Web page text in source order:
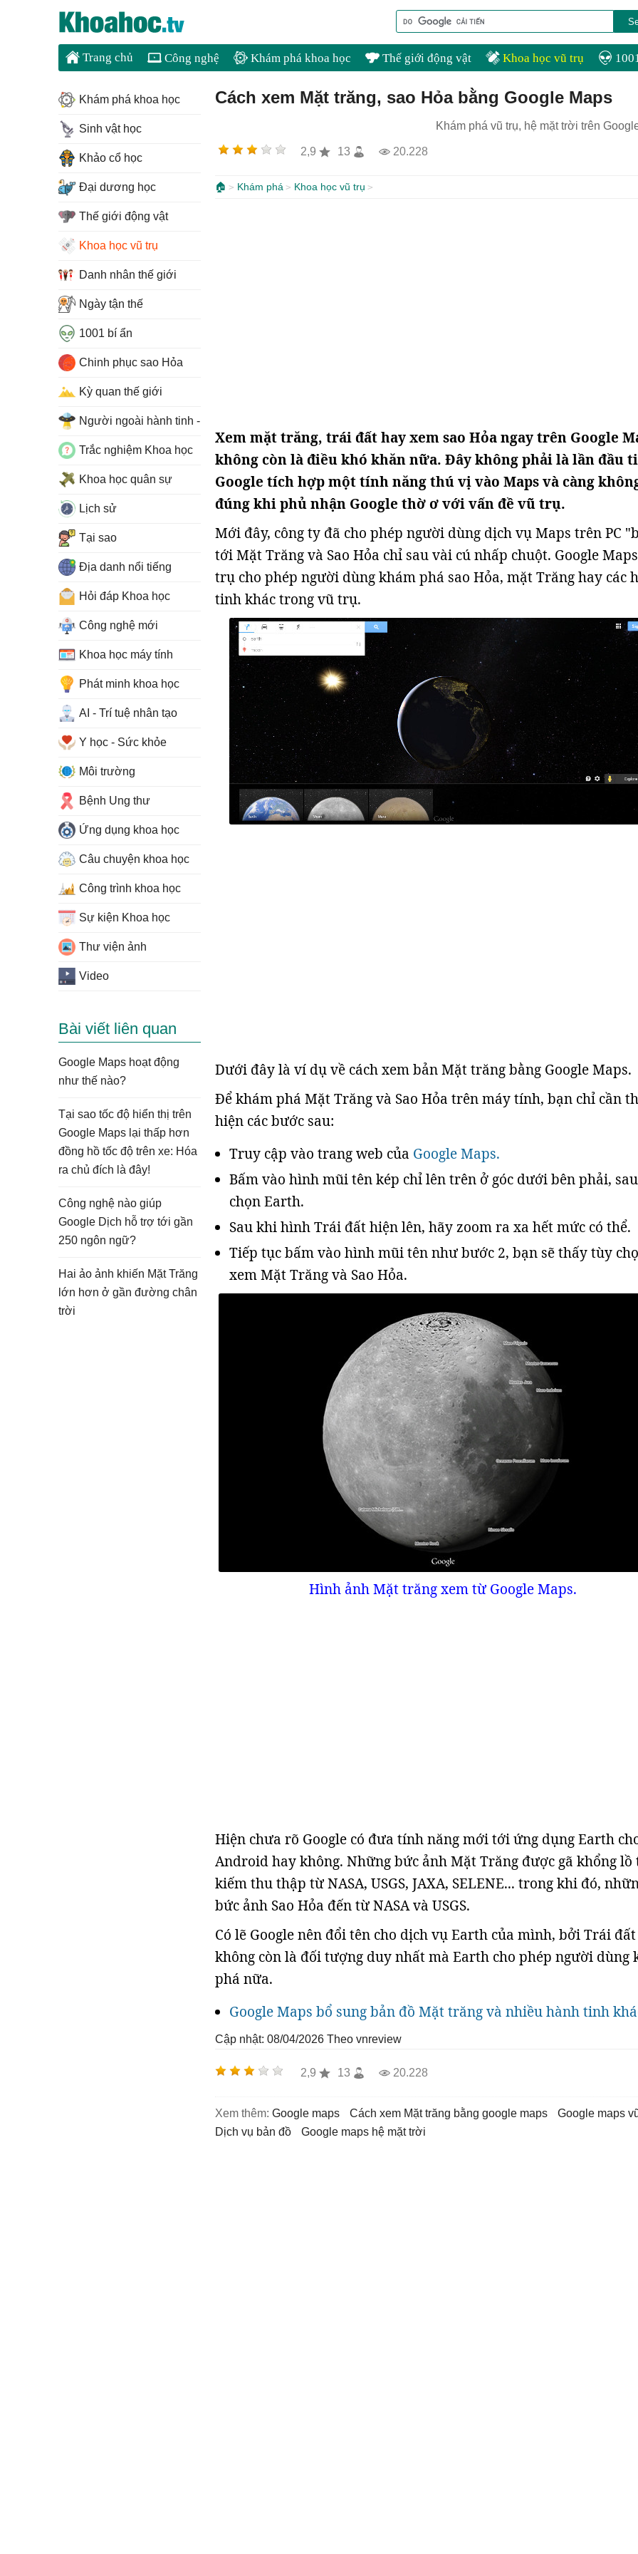
Trang chủ Công nghệ Khám phá khoa học Thế giới động vật Khoa học vũ trụ
Cách xem Mặt trăng, sao Hỏa bằng Google Maps
Khám phá vũ trụ, hệ mặt trời trên
2,9 13 20.228
🏠 Khám phá Khoa học vũ trụ
Xem mặt trăng, trái đất hay xem sao Hỏa ngay trên Google
không còn là điều khó khăn nữa. Đây không phải là lần đầu
Google tích hợp một tính năng thú vị vào Maps và càng
đúng khi phủ nhận Google thờ ơ với vấn đề vũ trụ.
Mới đây, công ty đã cho phép người dùng dịch vụ Maps trên PC
tới Mặt Trăng và Sao Hỏa chỉ sau vài cú nhấp chuột. Google
trụ cho phép người dùng khám phá sao Hỏa, mặt Trăng hay các
tinh khác trong vũ trụ.
Dưới đây là ví dụ về cách xem bản Mặt trăng bằng Google Maps.
Để khám phá Mặt Trăng và Sao Hỏa trên máy tính, bạn chỉ cần
hiện các bước sau:
Truy cập vào trang web của Google Maps.
Bấm vào hình mũi tên kép chỉ lên trên ở góc dưới bên phải,
chọn Earth.
Sau khi hình Trái đất hiện lên, hãy zoom ra xa hết mức có thể.
Tiếp tục bấm vào hình mũi tên như bước 2, bạn sẽ thấy tùy
xem Mặt Trăng và Sao Hỏa.
Hình ảnh Mặt trăng xem từ Google Maps.
Hiện chưa rõ Google có đưa tính năng mới tới ứng dụng Earth
Android hay không. Những bức ảnh Mặt Trăng được gã khổng lồ
kiếm thu thập từ NASA, USGS, JAXA, SELENE... trong khi đó,
bức ảnh Sao Hỏa đến từ NASA và USGS.
Có lẽ Google nên đổi tên cho dịch vụ Earth của mình, bởi Trái đất
không còn là đối tượng duy nhất mà Earth cho phép người dùng
phá nữa.
Google Maps bổ sung bản đồ Mặt trăng và nhiều hành tinh
Cập nhật: 08/04/2026 Theo vnreview
2,9 13 20.228
Xem thêm: google maps Cách xem Mặt trăng bằng google maps
google maps
dịch vụ bản đồ
google maps hệ mặt trời
Khám phá khoa học
Sinh vật học
Khảo cổ học
Đại dương học
Thế giới động vật
Khoa học vũ trụ
Danh nhân thế giới
Ngày tận thế
1001 bí ẩn
Chinh phục sao Hỏa
Kỳ quan thế giới
Người ngoài hành tinh - UFO
Trắc nghiệm Khoa học
Khoa học quân sự
Lịch sử
Tại sao
Địa danh nổi tiếng
Hỏi đáp Khoa học
Công nghệ mới
Khoa học máy tính
Phát minh khoa học
AI - Trí tuệ nhân tạo
Y học - Sức khỏe
Môi trường
Bệnh Ung thư
Ứng dụng khoa học
Câu chuyện khoa học
Công trình khoa học
Sự kiện Khoa học
Thư viện ảnh
Video
Bài viết liên quan
Google Maps hoạt động
như thế nào?
Tại sao tốc độ hiển thị trên
Google Maps lại thấp hơn
đồng hồ tốc độ trên xe: Hóa
ra chủ đích là đây!
Công nghệ nào giúp
Google Dịch hỗ trợ tới gần
250 ngôn ngữ?
Hai ảo ảnh khiến Mặt Trăng
lớn hơn ở gần đường chân
trời